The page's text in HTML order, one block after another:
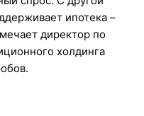
ипотека –
директор по
холдинга